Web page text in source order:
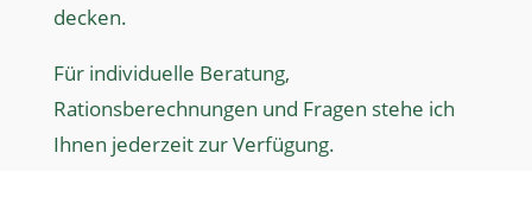
decken.
Für individuelle Beratung,
Rationsberechnungen und Fragen stehe ich
Ihnen jederzeit zur Verfügung.